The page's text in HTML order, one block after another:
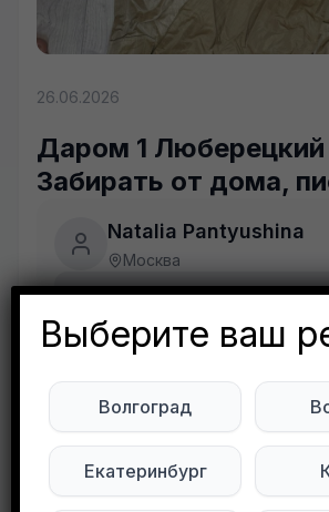
26.06.2026
Даром 1 Люберецкий
Забирать от дома,
Natalia Pantyushina
Москва
Объявление
Даром
1 Люберецкий проезд 17
Забирать от дома, писать в ЛС
Выберите ваш
Волгоград
Екатеринбург